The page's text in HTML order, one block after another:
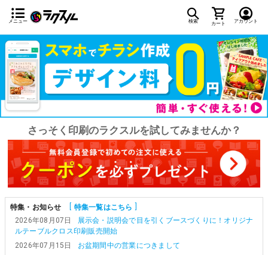
メニュー 検索 カート アカウント
さっそく印刷のラクスルを試してみませんか？
特集・お知らせ
特集一覧はこちら
2026年08月07日
展示会・説明会で目を引くブースづくりに！オリジナ
ルテーブルクロス印刷販売開始
2026年07月15日
お盆期間中の営業につきまして